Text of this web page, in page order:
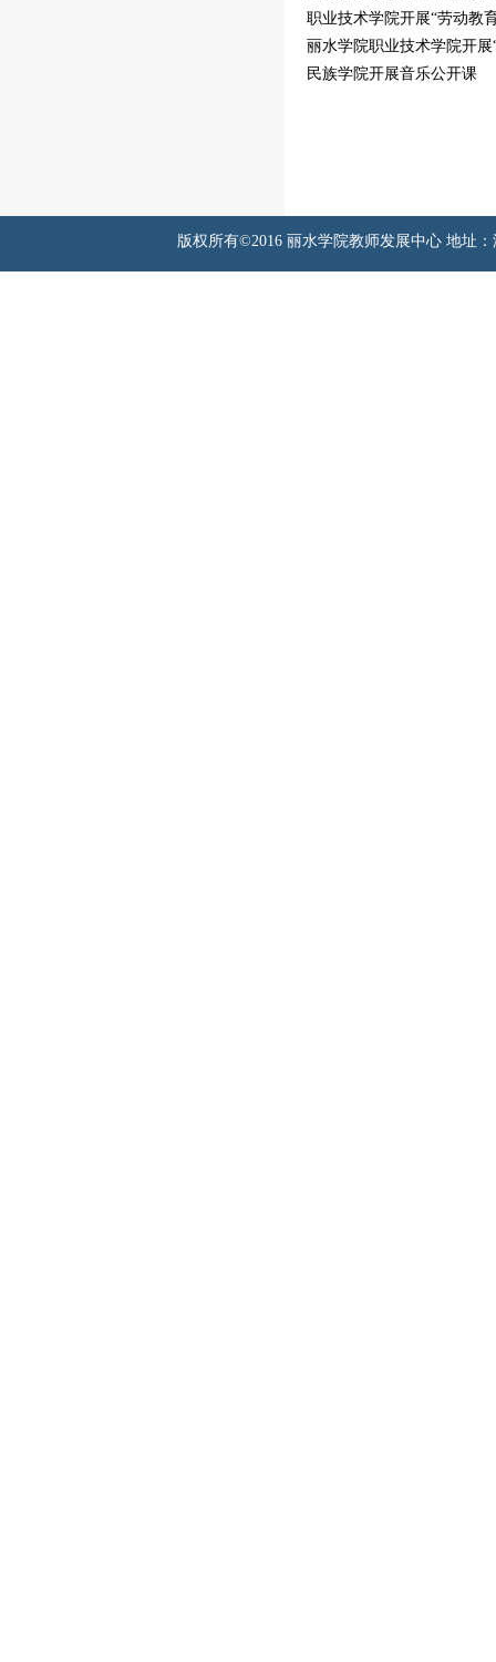
职业技术学院开展“劳动教
丽水学院职业技术学院开
民族学院开展音乐公开课
版权所有©2016 丽水学院教师发展中心 地址：